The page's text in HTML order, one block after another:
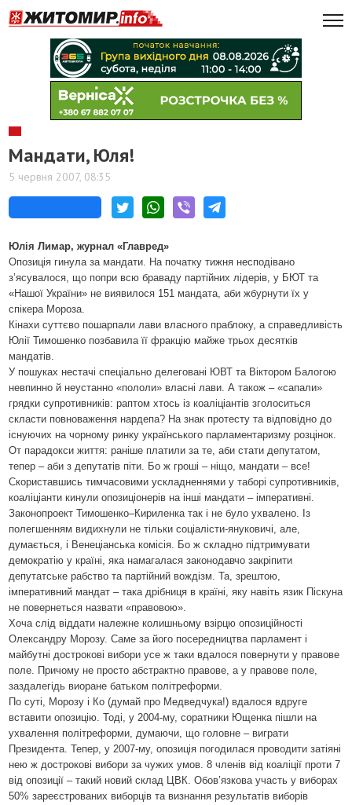
Мандати, Юля!
5 червня 2007, 08:35
Юлія Лимар, журнал «Главред»
Опозиція гинула за мандати. На початку тижня несподівано
з’ясувалося, що попри всю браваду партійних лідерів, у БЮТ та
«Нашої України» не виявилося 151 мандата, аби жбурнути їх у
спікера Мороза.
Кінахи суттєво пошарпали лави власного праблоку, а справедливість
Юлії Тимошенко позбавила її фракцію майже трьох десятків
мандатів.
У пошуках нестачі спеціально делеговані ЮВТ та Віктором Балогою
невпинно й неустанно «пололи» власні лави. А також – «сапали»
грядки супротивників: раптом хтось із коаліціантів зголоситься
скласти повноваження нардепа? На знак протесту та відповідно до
існуючих на чорному ринку українського парламентаризму розцінок.
От парадокси життя: раніше платили за те, аби стати депутатом,
тепер – аби з депутатів піти. Бо ж гроші – ніщо, мандати – все!
Скориставшись тимчасовими ускладненнями у таборі супротивників,
коаліціанти кинули опозиціонерів на інші мандати – імперативні.
Законопроект Тимошенко–Кириленка так і не було ухвалено. Із
полегшенням видихнули не тільки соціалісти-януковичі, але,
думається, і Венеціанська комісія. Бо ж складно підтримувати
демократію у країні, яка намагалася законодавчо закріпити
депутатське рабство та партійний вождізм. Та, зрештою,
імперативний мандат – така дрібниця в країні, яку навіть язик Піскуна
не повернеться назвати «правовою».
Хоча слід віддати належне колишньому взірцю опозиційності
Олександру Морозу. Саме за його посередництва парламент і
майбутні дострокові вибори усе ж таки вдалося повернути у правове
поле. Причому не просто абстрактно правове, а у правове поле,
заздалегідь виоране батьком політреформи.
По суті, Морозу і Ко (думай про Медведчука!) вдалося вдруге
вставити опозицію. Тоді, у 2004-му, соратники Ющенка пішли на
ухвалення політреформи, думаючи, що головне – виграти
Президента. Тепер, у 2007-му, опозиція погодилася проводити затіяні
нею ж дострокові вибори за чужих умов. 8 членів від коаліції проти 7
від опозиції – такий новий склад ЦВК. Обов’язкова участь у виборах
50% зареєстрованих виборців та визнання результатів виборів